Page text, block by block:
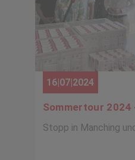
16|07|2024
Sommertour 2024
Stopp in Manching